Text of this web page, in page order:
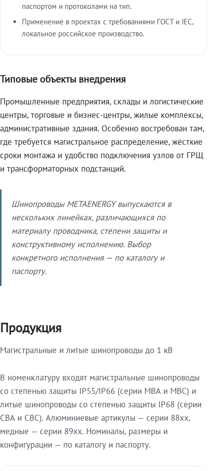
паспортом и протоколами на тип.
Применение в проектах с требованиями ГОСТ и IEC,
локальное российское производство.
Типовые объекты внедрения
Промышленные предприятия, склады и логистические
центры, торговые и бизнес-центры, жилые комплексы,
административные здания. Особенно востребован там,
где требуется магистральное распределение, жёсткие
сроки монтажа и удобство подключения узлов от ГРЩ
и трансформаторных подстанций.
Шинопроводы METAENERGY выпускаются в
нескольких линейках, различающихся по
материалу проводника, степени защиты и
конструктивному исполнению. Выбор
конкретного исполнения — по каталогу и
паспорту.
Продукция
Магистральные и литые шинопроводы до 1 кВ
В номенклатуру входят магистральные шинопроводы
со степенью защиты IP55/IP66 (серии МВА и МВС) и
литые шинопроводы со степенью защиты IP68 (серии
СВА и СВС). Алюминиевые артикулы — серии 88xx,
медные — серии 89xx. Номиналы, размеры и
конфигурации — по каталогу и паспорту.